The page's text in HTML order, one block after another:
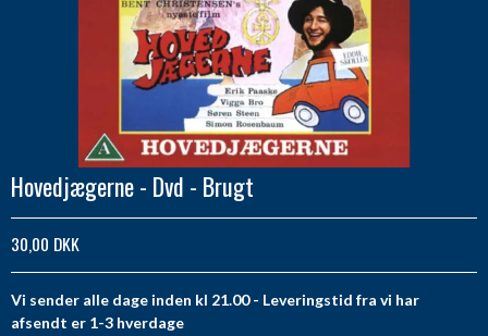
Hovedjægerne - Dvd - Brugt
30,00 DKK
Vi sender alle dage inden kl 21.00 - Leveringstid fra vi har
afsendt er 1-3 hverdage